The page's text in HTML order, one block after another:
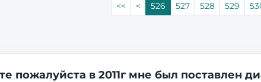
<< < 526 527 528 529
пожалуйста в 2011г мне был поставлен